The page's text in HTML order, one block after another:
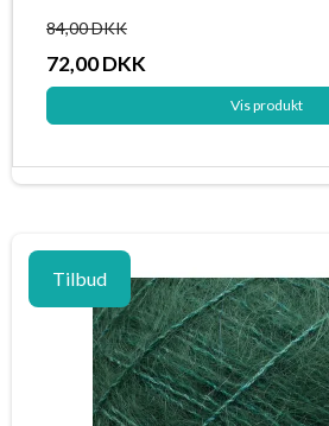
84,00 DKK
72,00 DKK
Vis produkt
Tilbud